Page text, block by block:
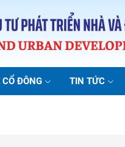
ĐÔNG TIN TỨC